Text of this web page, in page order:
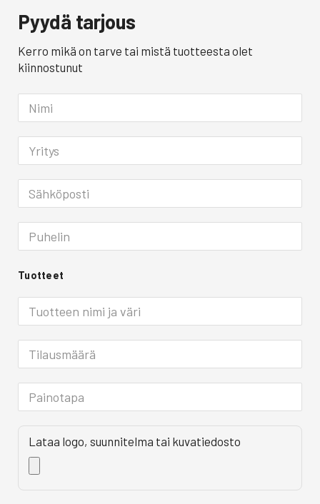
Pyydä tarjous
Kerro mikä on tarve tai mistä tuotteesta olet
kiinnostunut
Tuotteet
Lataa logo, suunnitelma tai kuvatiedosto